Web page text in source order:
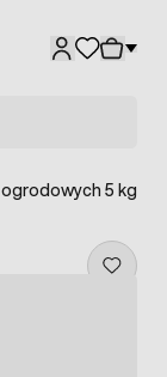
5 kg